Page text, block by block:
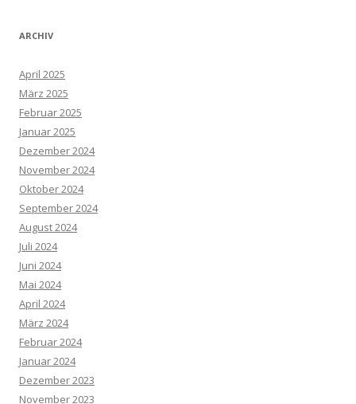
ARCHIV
April 2025
März 2025
Februar 2025
Januar 2025
Dezember 2024
November 2024
Oktober 2024
September 2024
August 2024
Juli 2024
Juni 2024
Mai 2024
April 2024
März 2024
Februar 2024
Januar 2024
Dezember 2023
November 2023